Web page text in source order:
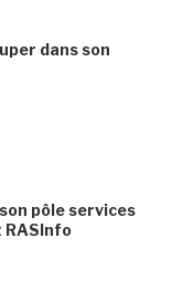
dans son
pôle services